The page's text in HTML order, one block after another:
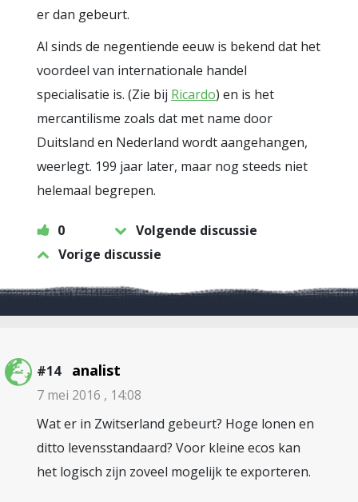
er dan gebeurt.
Al sinds de negentiende eeuw is bekend dat het
voordeel van internationale handel
specialisatie is. (Zie bij Ricardo) en is het
mercantilisme zoals dat met name door
Duitsland en Nederland wordt aangehangen,
weerlegt. 199 jaar later, maar nog steeds niet
helemaal begrepen.
0
Volgende discussie
Vorige discussie
#14 analist
7 mei 2016 , 14:08
Wat er in Zwitserland gebeurt? Hoge lonen en
ditto levensstandaard? Voor kleine ecos kan
het logisch zijn zoveel mogelijk te exporteren.